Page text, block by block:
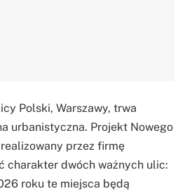
Polski, Warszawy, trwa
urbanistyczna. Projekt Nowego
przez firmę
charakter dwóch ważnych ulic:
roku te miejsca będą